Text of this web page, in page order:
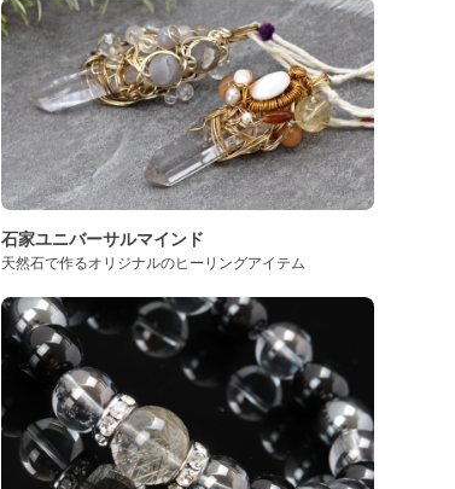
石家ユニバーサルマインド
天然石で作るオリジナルのヒーリングアイテム